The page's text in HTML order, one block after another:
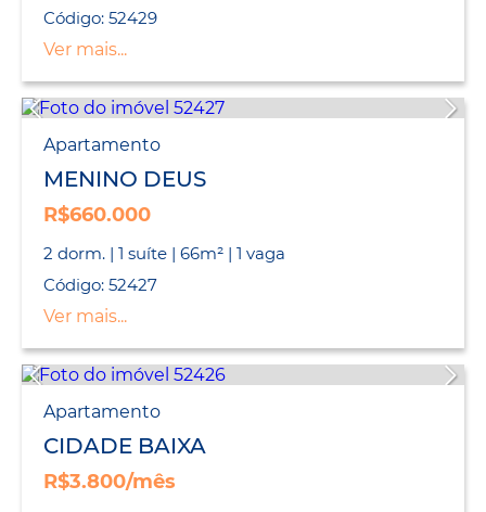
Código: 52429
Ver mais...
Apartamento
MENINO DEUS
R$660.000
2 dorm. | 1 suíte | 66m² | 1 vaga
Código: 52427
Ver mais...
Apartamento
CIDADE BAIXA
R$3.800/mês